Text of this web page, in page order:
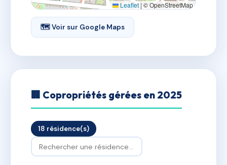
Leaflet | © OpenStreetMap
🗺 Voir sur Google Maps
🏢 Copropriétés gérées en 2025
18 résidence(s)